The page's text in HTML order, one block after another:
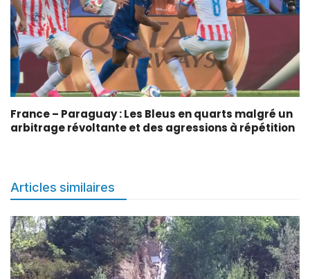
France – Paraguay : Les Bleus en quarts malgré un
arbitrage révoltante et des agressions à répétition
Articles similaires